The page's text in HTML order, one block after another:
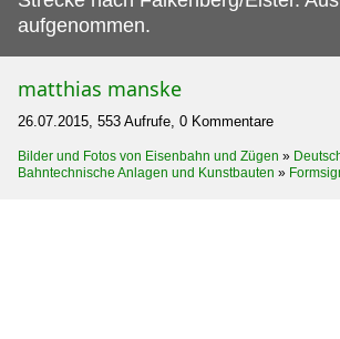
aufgenommen.
matthias manske
26.07.2015, 553 Aufrufe, 0 Kommentare
Bilder und Fotos von Eisenbahn und Zügen »
Bahntechnische Anlagen und Kunstbauten »